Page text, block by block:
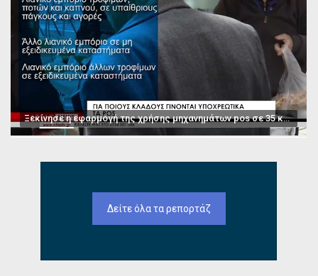
Ξεκίνησε η εφαρμογή της χρήσης μηχανημάτων pos σε 35 κατηγορίες επαγγελμάτων
Δείτε όλα τα ρεπορτάζ